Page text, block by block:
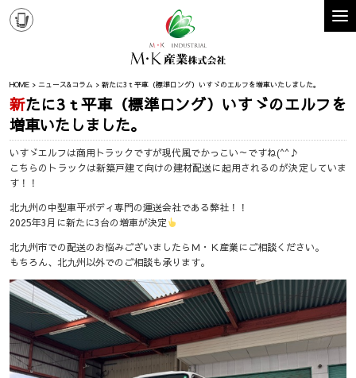
HOME ニュース&コラム 新たに3ｔ平車（標準ロング）いすゞのエルフを増車いたしました。
新たに3ｔ平車（標準ロング）いすゞのエルフを
増車いたしました。
いすゞエルフは商用トラックですが現代風でかっこい～ですね(^^♪
こちらのトラックは新築戸建て向けの建材配送に起用されるのが決定していま
す！！
北九州の中型車平ボディ専門の運送会社である弊社！！
2025年3月に新たに3台の増車が決定
北九州市での配送のお悩みございましたらＭ・Ｋ産業にご相談ください。
もちろん、北九州以外でのご相談も承ります。